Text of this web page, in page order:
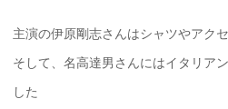
主演の伊原剛志さんはシャツやアクセ
そして、名高達男さんにはイタリア
した